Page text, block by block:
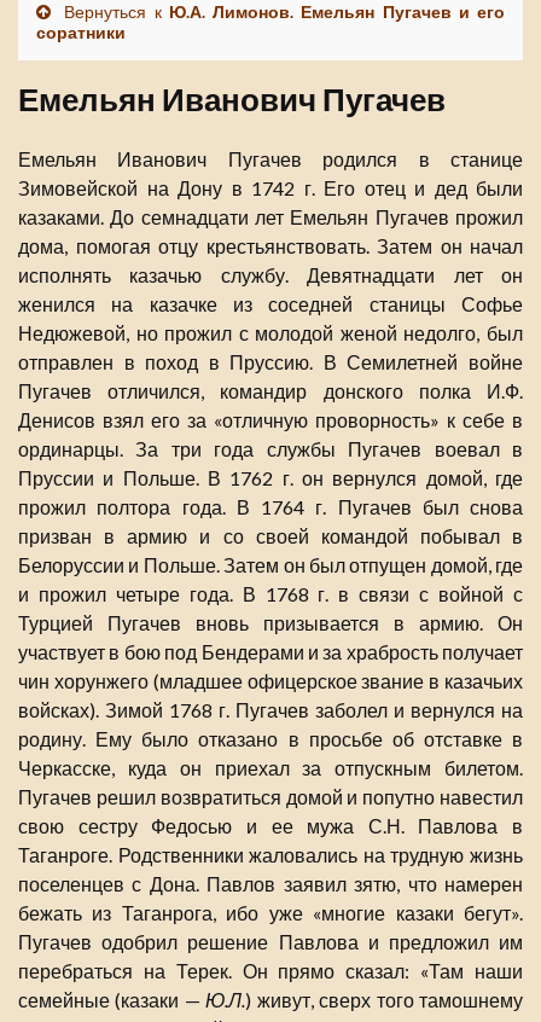
Вернуться к Ю.А. Лимонов. Емельян Пугачев и его
соратники
Емельян Иванович Пугачев
Емельян Иванович Пугачев родился в станице
Зимовейской на Дону в 1742 г. Его отец и дед были
казаками. До семнадцати лет Емельян Пугачев прожил
дома, помогая отцу крестьянствовать. Затем он начал
исполнять казачью службу. Девятнадцати лет он
женился на казачке из соседней станицы Софье
Недюжевой, но прожил с молодой женой недолго, был
отправлен в поход в Пруссию. В Семилетней войне
Пугачев отличился, командир донского полка И.Ф.
Денисов взял его за «отличную проворность» к себе в
ординарцы. За три года службы Пугачев воевал в
Пруссии и Польше. В 1762 г. он вернулся домой, где
прожил полтора года. В 1764 г. Пугачев был снова
призван в армию и со своей командой побывал в
Белоруссии и Польше. Затем он был отпущен домой, где
и прожил четыре года. В 1768 г. в связи с войной с
Турцией Пугачев вновь призывается в армию. Он
участвует в бою под Бендерами и за храбрость получает
чин хорунжего (младшее офицерское звание в казачьих
войсках). Зимой 1768 г. Пугачев заболел и вернулся на
родину. Ему было отказано в просьбе об отставке в
Черкасске, куда он приехал за отпускным билетом.
Пугачев решил возвратиться домой и попутно навестил
свою сестру Федосью и ее мужа С.Н. Павлова в
Таганроге. Родственники жаловались на трудную жизнь
поселенцев с Дона. Павлов заявил зятю, что намерен
бежать из Таганрога, ибо уже «многие казаки бегут».
Пугачев одобрил решение Павлова и предложил им
перебраться на Терек. Он прямо сказал: «Там наши
семейные (казаки —Ю.Л.) живут, сверх того тамошнему